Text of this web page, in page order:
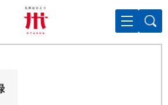
ューを飛ばして本文へ